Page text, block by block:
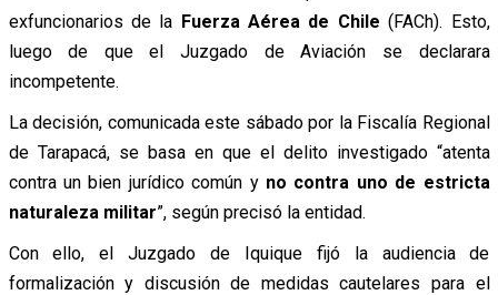
exfuncionarios de la Fuerza Aérea de Chile (FACh). Esto,
luego de que el Juzgado de Aviación se declarara
incompetente.
La decisión, comunicada este sábado por la Fiscalía Regional
de Tarapacá, se basa en que el delito investigado “atenta
contra un bien jurídico común y no contra uno de estricta
naturaleza militar”, según precisó la entidad.
Con ello, el Juzgado de Iquique fijó la audiencia de
formalización y discusión de medidas cautelares para el